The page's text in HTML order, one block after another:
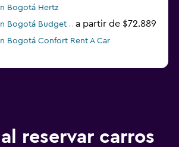
Bogotá Hertz
Bogotá Budget
a partir de $72.889
Bogotá Confort Rent A Car
reservar carros